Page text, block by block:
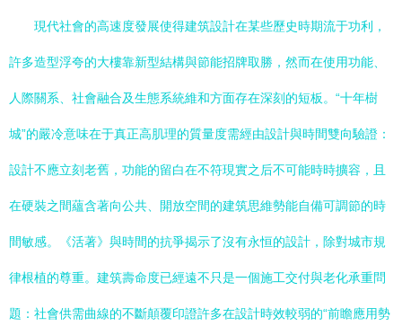
現代社會的高速度發展使得建筑設計在某些歷史時期流于功利，
許多造型浮夸的大樓靠新型結構與節能招牌取勝，然而在使用功能、
人際關系、社會融合及生態系統維和方面存在深刻的短板。“十年樹
城”的嚴冷意味在于真正高肌理的質量度需經由設計與時間雙向驗證：
設計不應立刻老舊，功能的留白在不符現實之后不可能時時擴容，且
在硬裝之間蘊含著向公共、開放空間的建筑思維勢能自備可調節的時
間敏感。《活著》與時間的抗爭揭示了沒有永恒的設計，除對城市規
律根植的尊重。建筑壽命度已經遠不只是一個施工交付與老化承重問
題：社會供需曲線的不斷顛覆印證許多在設計時效較弱的“前瞻應用勢